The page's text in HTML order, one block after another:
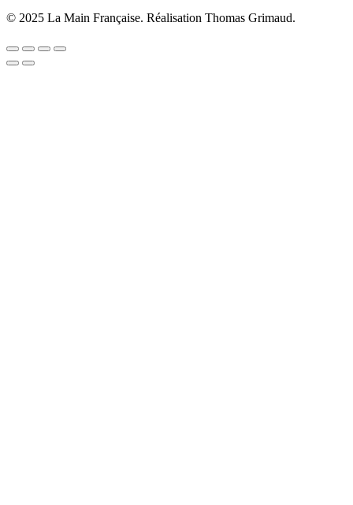
© 2025 La Main Française. Réalisation Thomas Grimaud.